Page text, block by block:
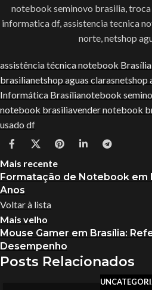
notebook seminovo brasilia,
informatica df, assistencia tecnica
norte, netshop
assistência técnica notebook Brasília
brasilianetshop aguas clarasnetshop
Informática Brasílianotebook
notebook brasiliavender notebook
usado df
Mais recente
Formatação de Notebook em
Anos
Voltar à lista
Mais velho
Mouse Gamer em Brasília:
Desempenho
Posts Relacionados